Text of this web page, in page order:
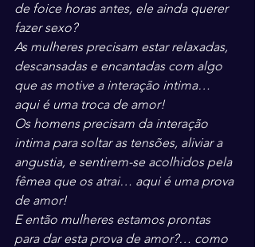
de foice horas antes, ele ainda querer
fazer sexo?
As mulheres precisam estar relaxadas,
descansadas e encantadas com algo
que as motive a interação intima…
aqui é uma troca de amor!
Os homens precisam da interação
intima para soltar as tensões, aliviar a
angustia, e sentirem-se acolhidos pela
fêmea que os atrai… aqui é uma prova
de amor!
E então mulheres estamos prontas
para dar esta prova de amor?… como